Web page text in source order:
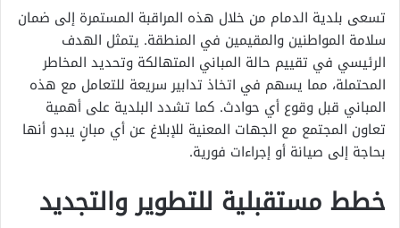
تسعى بلدية الدمام من خلال هذه المراقبة المستمرة إلى ضمان
سلامة المواطنين والمقيمين في المنطقة. يتمثل الهدف
الرئيسي في تقييم حالة المباني المتهالكة وتحديد المخاطر
المحتملة، مما يسهم في اتخاذ تدابير سريعة للتعامل مع هذه
المباني قبل وقوع أي حوادث. كما تشدد البلدية على أهمية
تعاون المجتمع مع الجهات المعنية للإبلاغ عن أي مبانٍ يبدو أنها
بحاجة إلى صيانة أو إجراءات فورية.
خطط مستقبلية للتطوير والتجديد